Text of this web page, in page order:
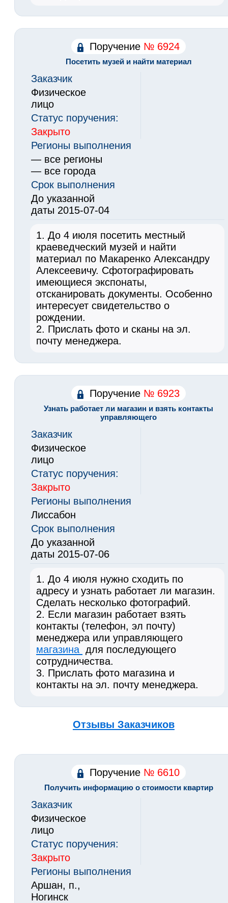
Поручение № 6924
Посетить музей и найти материал
Заказчик
Физическое
лицо
Статус поручения:
Закрыто
Регионы выполнения
— все регионы
— все города
Срок выполнения
До указанной
даты 2015-07-04
1. До 4 июля посетить местный
краеведческий музей и найти
материал по Макаренко Александру
Алексеевичу. Сфотографировать
имеющиеся экспонаты,
отсканировать документы. Особенно
интересует свидетельство о
рождении.
2. Прислать фото и сканы на эл.
почту менеджера.
Поручение № 6923
Узнать работает ли магазин и взять контакты
управляющего
Заказчик
Физическое
лицо
Статус поручения:
Закрыто
Регионы выполнения
Лиссабон
Срок выполнения
До указанной
даты 2015-07-06
1. До 4 июля нужно сходить по
адресу и узнать работает ли магазин.
Сделать несколько фотографий.
2. Если магазин работает взять
контакты (телефон, эл почту)
менеджера или управляющего
магазина для последующего
сотрудничества.
3. Прислать фото магазина и
контакты на эл. почту менеджера.
Отзывы Заказчиков
Поручение № 6610
Получить информацию о стоимости квартир
Заказчик
Физическое
лицо
Статус поручения:
Закрыто
Регионы выполнения
Аршан, п.,
Ногинск